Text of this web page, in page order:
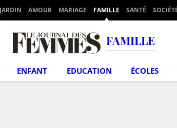
JARDIN AMOUR MARIAGE FAMILLE SANTÉ
FAMILLE
ENFANT EDUCATION ÉCOLES